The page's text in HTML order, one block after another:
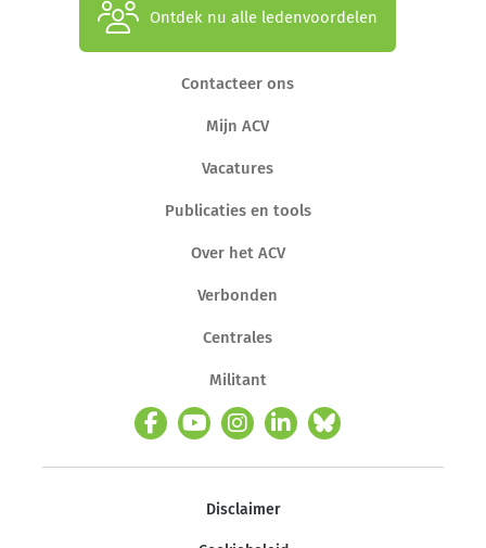
Ontdek nu alle ledenvoordelen
Contacteer ons
Mijn ACV
Vacatures
Publicaties en tools
Over het ACV
Verbonden
Centrales
Militant
Disclaimer